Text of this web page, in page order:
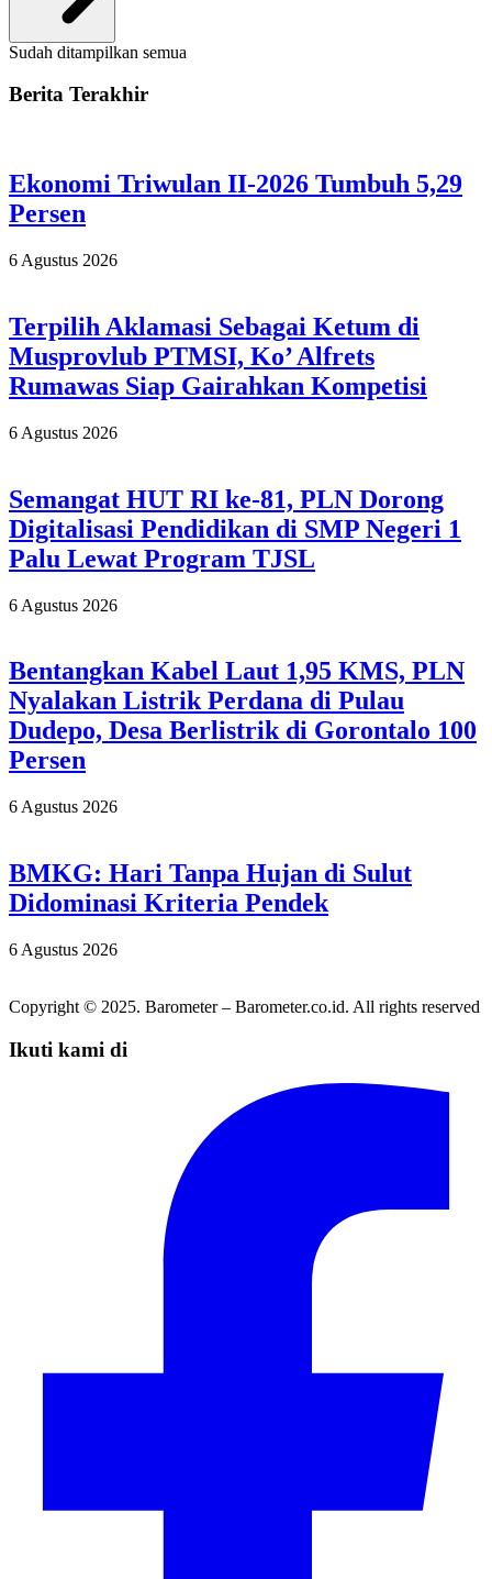
Sudah ditampilkan semua
Berita Terakhir
Ekonomi Triwulan II-2026 Tumbuh 5,29
Persen
6 Agustus 2026
Terpilih Aklamasi Sebagai Ketum di
Musprovlub PTMSI, Ko’ Alfrets
Rumawas Siap Gairahkan Kompetisi
6 Agustus 2026
Semangat HUT RI ke-81, PLN Dorong
Digitalisasi Pendidikan di SMP Negeri 1
Palu Lewat Program TJSL
6 Agustus 2026
Bentangkan Kabel Laut 1,95 KMS, PLN
Nyalakan Listrik Perdana di Pulau
Dudepo, Desa Berlistrik di Gorontalo 100
Persen
6 Agustus 2026
BMKG: Hari Tanpa Hujan di Sulut
Didominasi Kriteria Pendek
6 Agustus 2026
Copyright © 2025. Barometer – Barometer.co.id. All rights reserved
Ikuti kami di